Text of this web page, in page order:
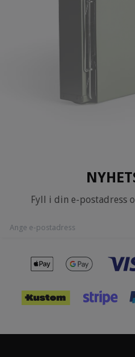
Fyll i din e-postadress